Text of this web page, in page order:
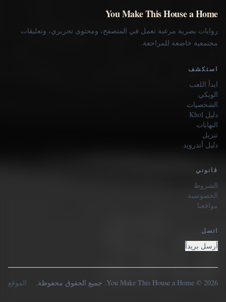
You Make This House a Home
روايات بصرية مرعبة تعمل في المتصفح، ومحتوى تحريري، وتعليقات
مجتمعية خاضعة للمراجعة.
استكشف
ابدأ اللعب
الويكي
الشخصيات
دليل Khol
النهايات
تنزيل
دليل أندرويد
قانوني
الشروط
الخصوصية
مواقعنا
اتصل
أرسل بريداً
2026 © You Make This House a Home. جميع الحقوق محفوظة. الموقع